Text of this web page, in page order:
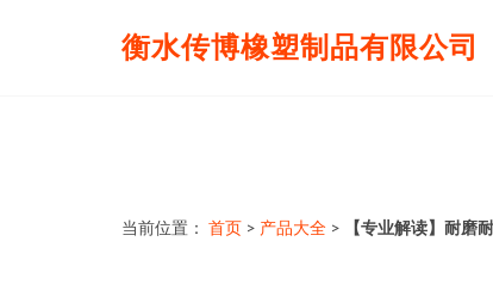
衡水传博橡塑制品有限公司
当前位置： 首页 > 产品大全 > 【专业解读】耐磨